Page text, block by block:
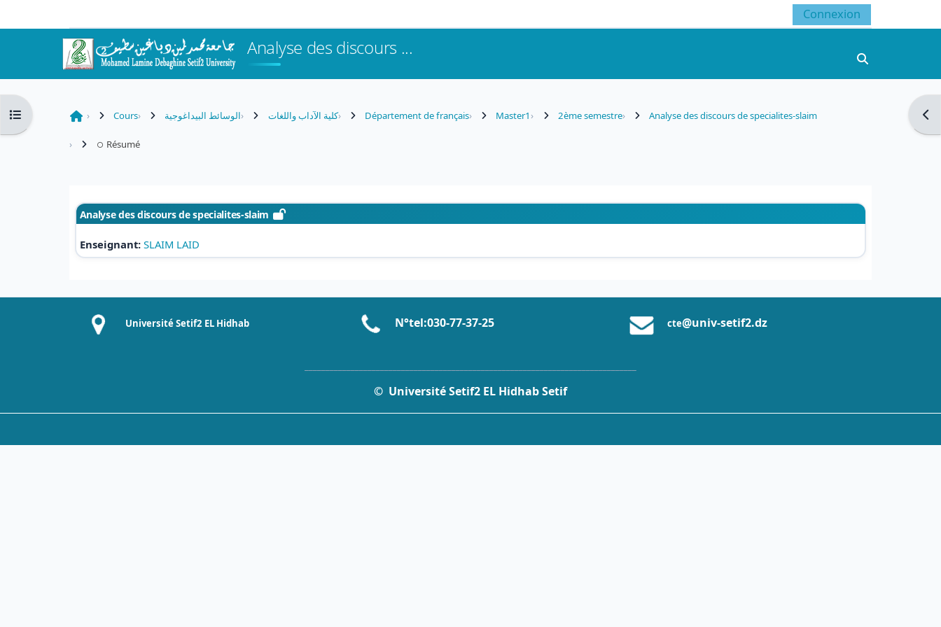
Connexion
Analyse des discours ...
Ouvrir l’index du coursCours الوسائط البيداغوجية كلية الآداب واللغات Département de français Master1 2ème semestre Analyse des discours de specialites-slaim
Résumé
Analyse des discours de specialites-slaim
Enseignant: SLAIM LAID
Université Setif2 EL Hidhab N°tel:030-77-37-25 cte@univ-setif2.dz
© Université Setif2 EL Hidhab Setif